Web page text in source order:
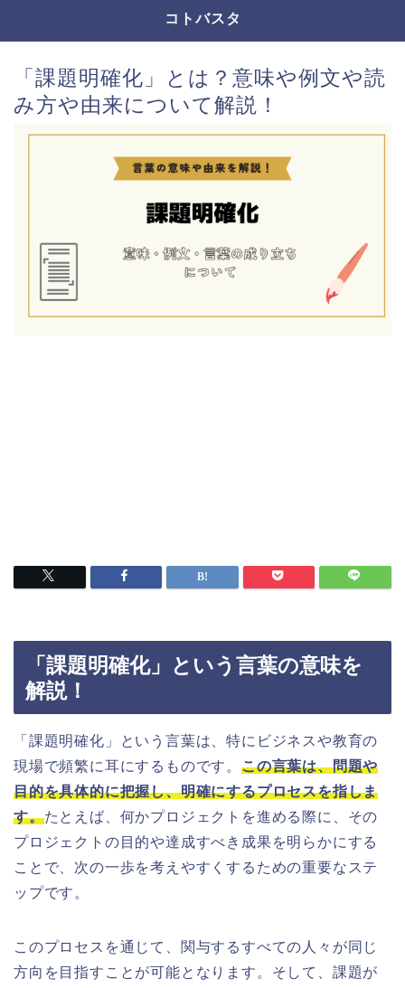
コトバスタ
「課題明確化」とは？意味や例文や読
み方や由来について解説！
「課題明確化」という言葉の意味を
解説！
「課題明確化」という言葉は、特にビジネスや教育の
現場で頻繁に耳にするものです。 この言葉は、問題や
目的を具体的に把握し、明確にするプロセスを指しま
す。たとえば、何かプロジェクトを進める際に、その
プロジェクトの目的や達成すべき成果を明らかにする
ことで、次の一歩を考えやすくするための重要なステ
ップです。
このプロセスを通じて、関与するすべての人々が同じ
方向を目指すことが可能となります。そして、課題が